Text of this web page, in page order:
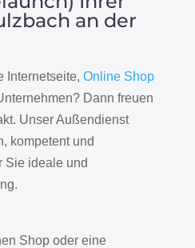
an der
Internetseite, Online Shop
Dann freuen
Unser Außendienst
kompetent und
Sie ideale und
Shop oder eine